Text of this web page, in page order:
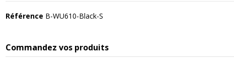
Référence B-WU610-Black-S
Commandez vos produits